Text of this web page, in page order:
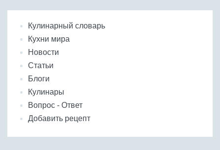
Кулинарный словарь
Кухни мира
Новости
Статьи
Блоги
Кулинары
Вопрос - Ответ
Добавить рецепт